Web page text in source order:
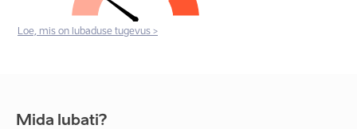
Loe, mis on lubaduse tugevus >
Mida lubati?